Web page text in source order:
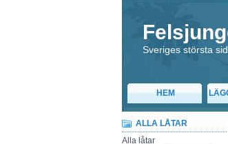
Sveriges största
HEM
ALLA LÅTAR
Alla låtar